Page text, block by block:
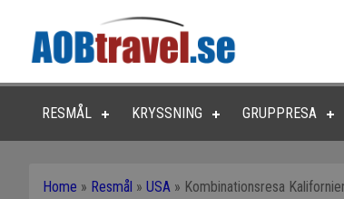
RESMÅL KRYSSNING GRUPPRESA
Home » Resmål » USA » Kombinationsresa